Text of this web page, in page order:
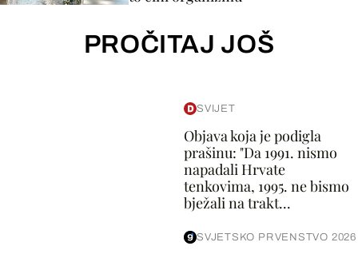
PROČITAJ JOŠ
SVIJET
Objava koja je podigla
prašinu: "Da 1991. nismo
napadali Hrvate
tenkovima, 1995. ne bismo
bježali na trakt...
SVJETSKO PRVENSTVO 2026